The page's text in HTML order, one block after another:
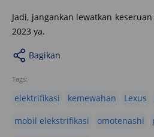
Jadi, jangankan lewatkan
2023 ya.
Bagikan
Tags:
elektrifikasi kemewahan Lexus
mobil elekstrifikasi
omotenashi